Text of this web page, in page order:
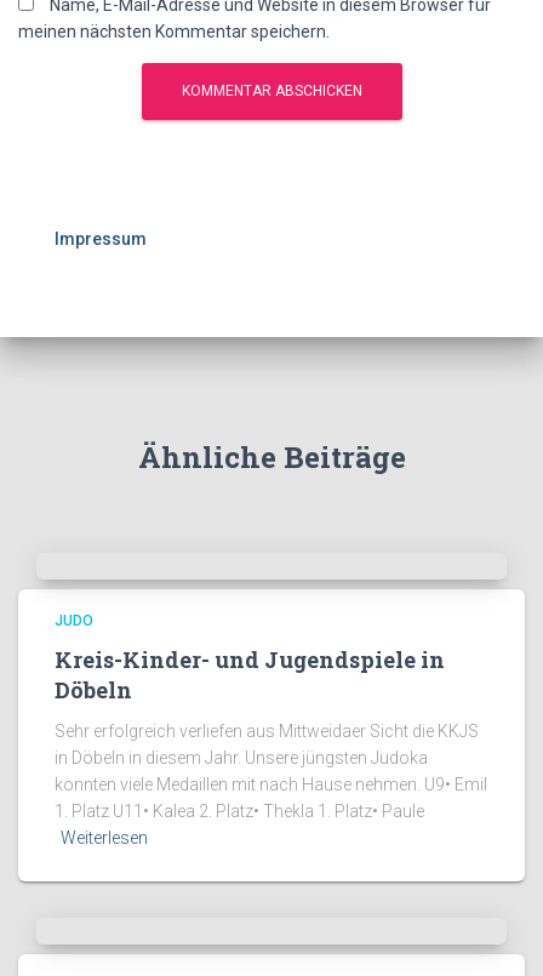
Name, E-Mail-Adresse und Website in diesem Browser für
meinen nächsten Kommentar speichern.
Impressum
Ähnliche Beiträge
JUDO
Kreis-Kinder- und Jugendspiele in
Döbeln
Sehr erfolgreich verliefen aus Mittweidaer Sicht die KKJS
in Döbeln in diesem Jahr. Unsere jüngsten Judoka
konnten viele Medaillen mit nach Hause nehmen. U9•⁠ ⁠Emil
1. Platz U11•⁠ ⁠Kalea 2. Platz•⁠ ⁠Thekla 1. Platz•⁠ ⁠Paule
Weiterlesen